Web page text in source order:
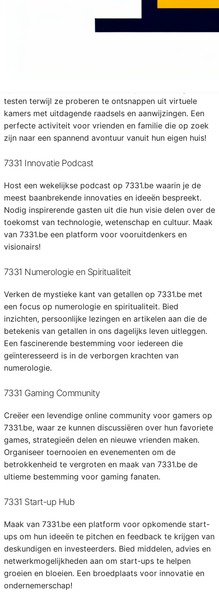
Maak van 7331.be de go-to plek voor tech-
enthousiastelingen die altijd op zoek zijn naar de laatste
testen terwijl ze proberen te ontsnappen uit virtuele
kamers met uitdagende raadsels en aanwijzingen. Een
perfecte activiteit voor vrienden en familie die op zoek
zijn naar een spannend avontuur vanuit hun eigen huis!
7331 Innovatie Podcast
Host een wekelijkse podcast op 7331.be waarin je de
meest baanbrekende innovaties en ideeën bespreekt.
Nodig inspirerende gasten uit die hun visie delen over de
toekomst van technologie, wetenschap en cultuur. Maak
van 7331.be een platform voor vooruitdenkers en
visionairs!
7331 Numerologie en Spiritualiteit
Verken de mystieke kant van getallen op 7331.be met
een focus op numerologie en spiritualiteit. Bied
inzichten, persoonlijke lezingen en artikelen aan die de
betekenis van getallen in ons dagelijks leven uitleggen.
Een fascinerende bestemming voor iedereen die
geïnteresseerd is in de verborgen krachten van
numerologie.
7331 Gaming Community
Creëer een levendige online community voor gamers op
7331.be, waar ze kunnen discussiëren over hun favoriete
games, strategieën delen en nieuwe vrienden maken.
Organiseer toernooien en evenementen om de
betrokkenheid te vergroten en maak van 7331.be de
ultieme bestemming voor gaming fanaten.
7331 Start-up Hub
Maak van 7331.be een platform voor opkomende start-
ups om hun ideeën te pitchen en feedback te krijgen van
deskundigen en investeerders. Bied middelen, advies en
netwerkmogelijkheden aan om start-ups te helpen
groeien en bloeien. Een broedplaats voor innovatie en
ondernemerschap!